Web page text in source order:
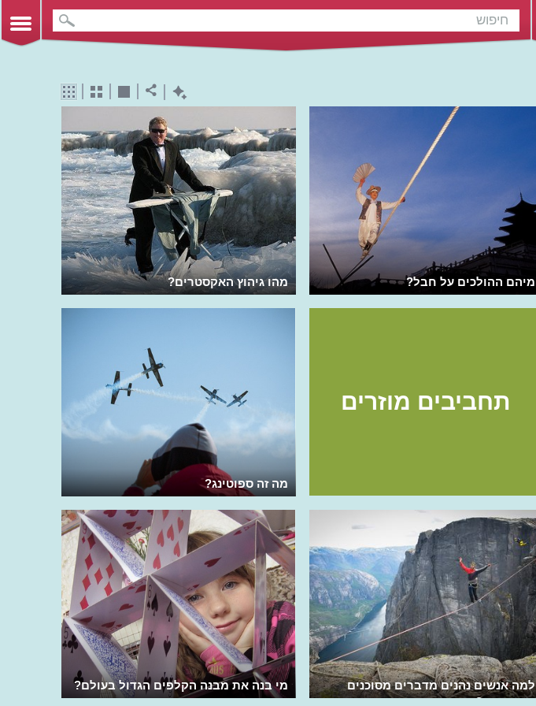
מהו גיהוץ האקסטרים? מיהם ההולכים על חבל?
מה זה ספוטינג?
תחביבים מוזרים
מי בנה את מבנה הקלפים הגדול בעולם?
למה אנשים נהנים מדברים מסוכנים
ומפחידים?